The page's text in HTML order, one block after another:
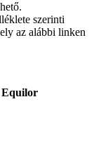
szerinti
az alábbi linken
Equilor